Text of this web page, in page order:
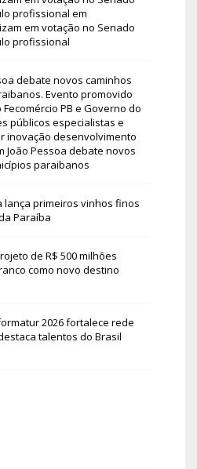
profissional em
em votação no Senado
profissional
debate novos caminhos
Evento promovido
PB e Governo do
públicos especialistas e
inovação desenvolvimento
João Pessoa debate novos
paraibanos
lança primeiros vinhos finos
Paraíba
de R$ 500 milhões
como novo destino
2026 fortalece rede
talentos do Brasil